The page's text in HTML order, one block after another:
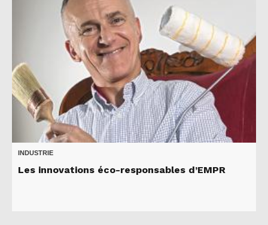
INDUSTRIE
Les innovations éco-responsables d’EMPR